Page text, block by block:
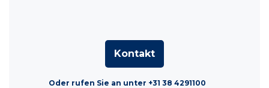
Kontakt
Oder rufen Sie an unter +31 38 4291100